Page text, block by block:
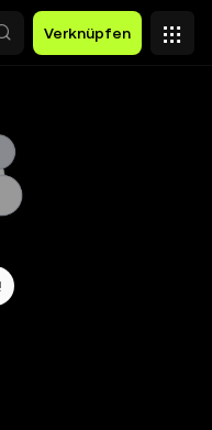
Verknüpfen